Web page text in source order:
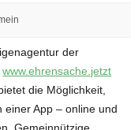
der
www.ehrensache.jetzt
die Möglichkeit,
einer App – online und